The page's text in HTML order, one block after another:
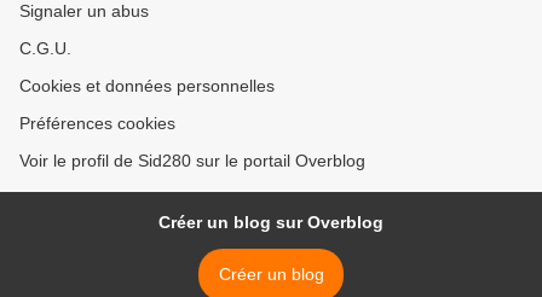
Signaler un abus
C.G.U.
Cookies et données personnelles
Préférences cookies
Voir le profil de Sid280 sur le portail Overblog
Créer un blog sur Overblog
Créer un blog